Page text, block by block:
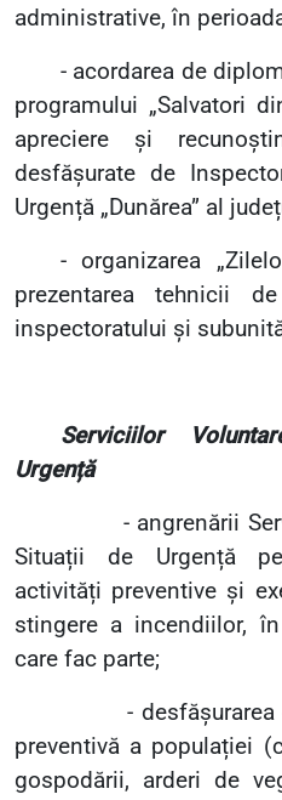
administrative, în
- acordarea de
programului „Salvatori
apreciere și
desfășurate de
Urgență „Dunărea” al
- organizarea
prezentarea tehnicii
inspectoratului și
Serviciilor
Urgență
- angrenării
Situații de Urgență
activități preventive și
stingere a incendiilor,
care fac parte;
-
preventivă a populației
gospodării, arderi de